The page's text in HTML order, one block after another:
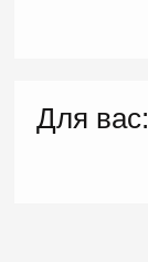
Для вас: